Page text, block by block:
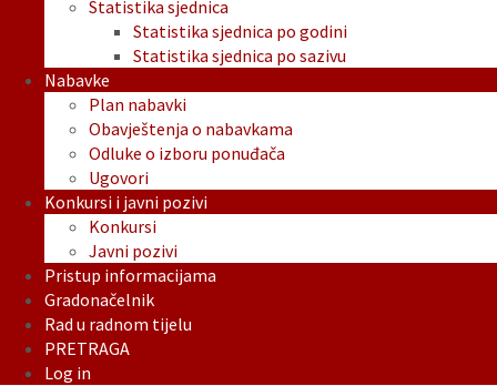
Statistika sjednica
Statistika sjednica po godini
Statistika sjednica po sazivu
Nabavke
Plan nabavki
Obavještenja o nabavkama
Odluke o izboru ponuđača
Ugovori
Konkursi i javni pozivi
Konkursi
Javni pozivi
Pristup informacijama
Gradonačelnik
Rad u radnom tijelu
PRETRAGA
Log in